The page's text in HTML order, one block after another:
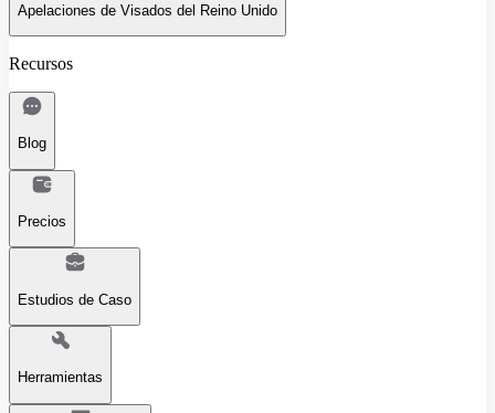
Apelaciones de Visados del Reino Unido
Recursos
Blog
Precios
Estudios de Caso
Herramientas